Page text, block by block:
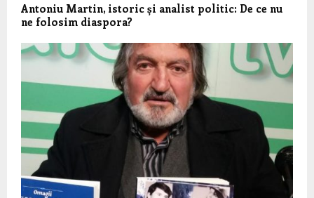
Antoniu Martin, istoric și analist politic: De ce nu
ne folosim diaspora?